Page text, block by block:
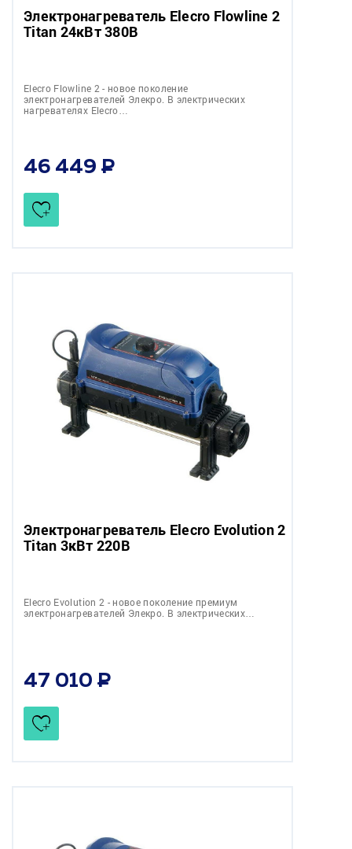
Электронагреватель Elecro Flowline 2
Titan 24кВт 380В
Elecro Flowline 2 - новое поколение
электронагревателей Элекро. В электрических
нагревателях Elecro…
46 449
Электронагреватель Elecro Evolution 2
Titan 3кВт 220В
Elecro Evolution 2 - новое поколение премиум
электронагревателей Элекро. В электрических…
47 010